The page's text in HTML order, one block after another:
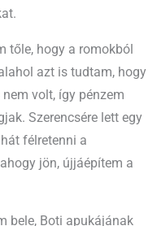
tőle, hogy a romokból
azt is tudtam, hogy
volt, így pénzem
Szerencsére lett egy
félretenni a
jön, újjáépítem a
bele, Boti apukájának